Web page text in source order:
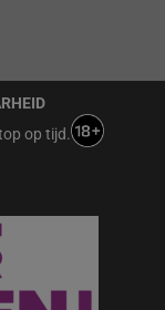
op tijd.